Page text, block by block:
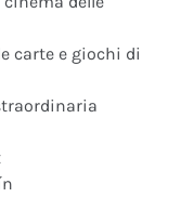
carte e giochi di